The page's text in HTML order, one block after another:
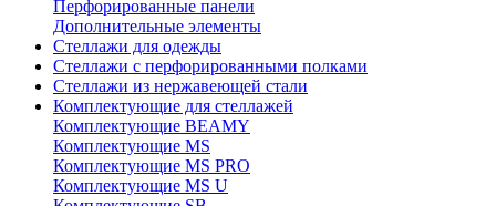
Перфорированные панели
Дополнительные элементы
Стеллажи для одежды
Стеллажи с перфорированными полками
Стеллажи из нержавеющей стали
Комплектующие для стеллажей
Комплектующие BEAMY
Комплектующие MS
Комплектующие MS PRO
Комплектующие MS U